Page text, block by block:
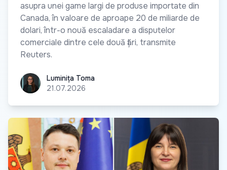
asupra unei game largi de produse importate din
Canada, în valoare de aproape 20 de miliarde de
dolari, într-o nouă escaladare a disputelor
comerciale dintre cele două țări, transmite
Reuters.
Luminița Toma
Luminița Toma
21.07.2026